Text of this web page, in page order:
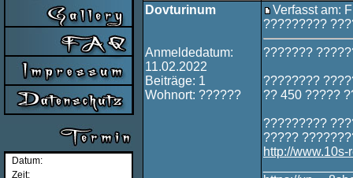
Datum:
Zeit:
Dovturinum
Anmeldedatum:
11.02.2022
Beiträge: 1
Wohnort: ??????
Verfasst am:
?????????
???????
????????
?? 450 ?????
?????????
?????
http://